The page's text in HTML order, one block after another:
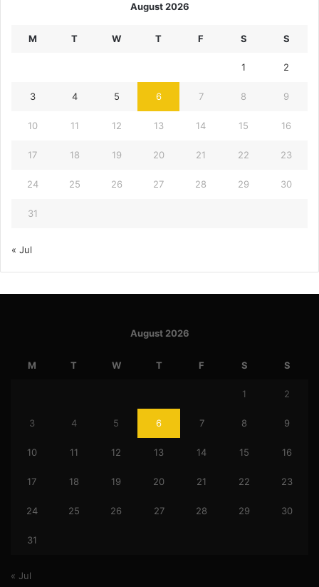
August 2026
M T W T F S S
1 2
3 4 5 6 7 8 9
10 11 12 13 14 15 16
17 18 19 20 21 22 23
24 25 26 27 28 29 30
31
« Jul
August 2026
M T W T F S S
1 2
3 4 5 6 7 8 9
10 11 12 13 14 15 16
17 18 19 20 21 22 23
24 25 26 27 28 29 30
31
« Jul